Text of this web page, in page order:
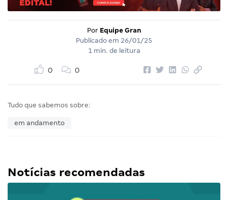
Por Equipe Gran
Publicado em 26/01/25
1 min. de leitura
0 0
Tudo que sabemos sobre:
em andamento
Notícias recomendadas